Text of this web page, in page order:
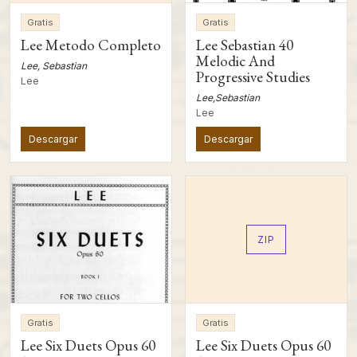
Gratis
Lee Metodo Completo
Lee, Sebastian
Lee
Descargar
Gratis
Lee Sebastian 40
Melodic And
Progressive Studies
Lee,Sebastian
Lee
Descargar
Gratis
Lee Six Duets Opus 60
ZIP
Gratis
Lee Six Duets Opus 60